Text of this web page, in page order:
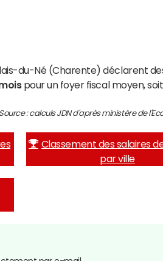
du-Né (Charente) déclarent
pour un foyer fiscal moyen, soit
Source : calculs JDN d'après ministère de
Classement des salaires
par ville